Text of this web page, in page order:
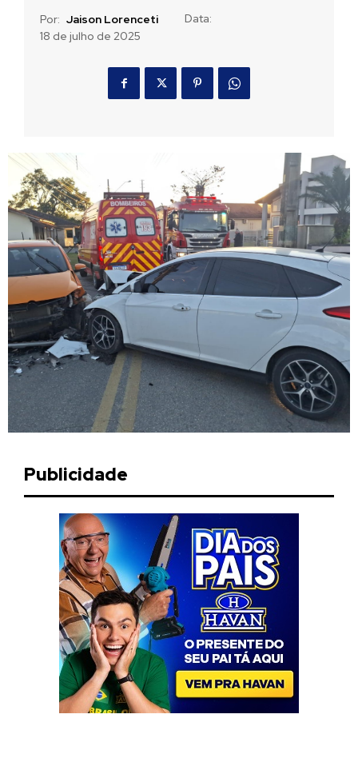
Por: Jaison Lorenceti
Data:
18 de julho de 2025
Publicidade